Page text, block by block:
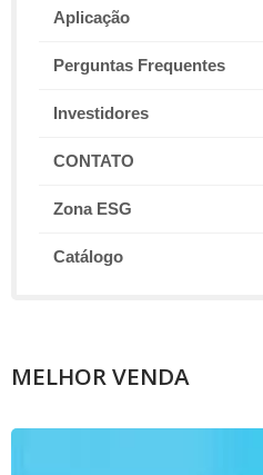
Aplicação
Perguntas Frequentes
Investidores
CONTATO
Zona ESG
Catálogo
MELHOR VENDA